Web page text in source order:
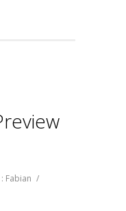
Fabian /